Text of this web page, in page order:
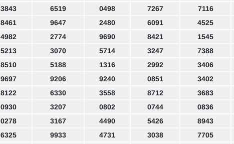
3843
6519 0498 7267 7116
8461
9647 2480 6091 4525
4982
2774 9690 8421 1545
5213
3070 5714 3247 7388
8510
5188 1316 2992 3406
9697
9206 9240 0851 3402
8122
6330 3558 8712 3683
0930
3207 0802 0744 0836
0278
3167 4490 5426 8943
6325
9933 4731 3038 7705